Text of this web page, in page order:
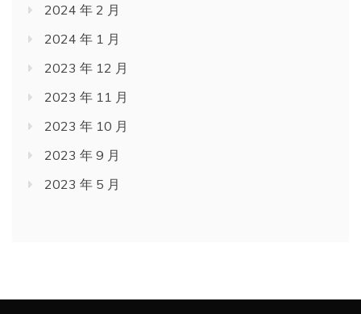
2024 年 2 月
2024 年 1 月
2023 年 12 月
2023 年 11 月
2023 年 10 月
2023 年 9 月
2023 年 5 月